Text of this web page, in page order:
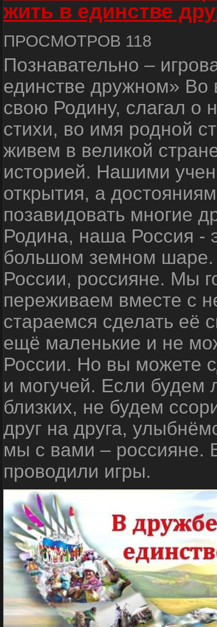
жить в единстве
ПРОСМОТРОВ 118
Познавательно –
единстве дружном»
свою Родину, слагал о
стихи, во имя родной
живем в великой
историей. Нашими
открытия, а
позавидовать многие
Родина, наша Россия -
большом земном
России, россияне. Мы
переживаем вместе с
стараемся сделать её
ещё маленькие и не
России. Но вы можете
и могучей. Если будем
близких, не будем
друг на друга,
мы с вами – россияне.
проводили игры.